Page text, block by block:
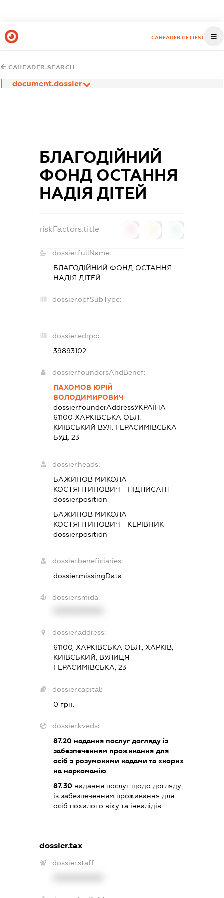
CAHEADER.GETTEST
CAHEADER.SEARCH
document.dossier
БЛАГОДІЙНИЙ
ФОНД ОСТАННЯ
НАДІЯ ДІТЕЙ
riskFactors.title
dossier.fullName:
БЛАГОДІЙНИЙ ФОНД ОСТАННЯ
НАДІЯ ДІТЕЙ
dossier.opfSubType:
-
dossier.edrpo:
39893102
dossier.foundersAndBenef:
ПАХОМОВ ЮРІЙ
ВОЛОДИМИРОВИЧ
dossier.founderAddressУКРАЇНА
61100 ХАРКIВСЬКА ОБЛ.
КИЇВСЬКИЙ ВУЛ. ГЕРАСИМІВСЬКА
БУД. 23
dossier.heads:
БАЖИНОВ МИКОЛА
КОСТЯНТИНОВИЧ - ПІДПИСАНТ
dossier.position -
БАЖИНОВ МИКОЛА
КОСТЯНТИНОВИЧ - КЕРІВНИК
dossier.position -
dossier.beneficiaries:
dossier.missingData
dossier.smida:
dossier.address:
61100, ХАРКІВСЬКА ОБЛ., ХАРКІВ,
КИЇВСЬКИЙ, ВУЛИЦЯ
ГЕРАСИМІВСЬКА, 23
dossier.capital:
0 грн.
dossier.kveds:
87.20надання послуг догляду із
забезпеченням проживання для
осіб з розумовими вадами та хворих
на наркоманію
87.30надання послуг щодо догляду
із забезпеченням проживання для
осіб похилого віку та інвалідів
dossier.tax
dossier.staff